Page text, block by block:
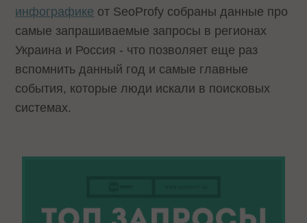
инфографике от SeoProfy собраны данные про
самые запрашиваемые запросы в регионах
Украина и Россия - что позволяет еще раз
вспомнить данный год и самые главные
события, которые люди искали в поисковых
системах.